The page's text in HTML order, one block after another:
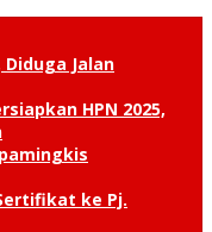
Diduga Jalan
HPN 2025,
ke Pj.